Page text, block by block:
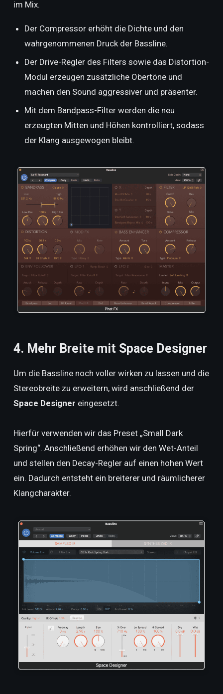
im Mix.
Der Compressor erhöht die Dichte und den
wahrgenommenen Druck der Bassline.
Der Drive-Regler des Filters sowie das Distortion-
Modul erzeugen zusätzliche Obertöne und
machen den Sound aggressiver und präsenter.
Mit dem Bandpass-Filter werden die neu
erzeugten Mitten und Höhen kontrolliert, sodass
der Klang ausgewogen bleibt.
4. Mehr Breite mit Space Designer
Um die Bassline noch voller wirken zu lassen und die
Stereobreite zu erweitern, wird anschließend der
Space Designer eingesetzt.
Hierfür verwenden wir das Preset „Small Dark
Spring“. Anschließend erhöhen wir den Wet-Anteil
und stellen den Decay-Regler auf einen hohen Wert
ein. Dadurch entsteht ein breiterer und räumlicherer
Klangcharakter.